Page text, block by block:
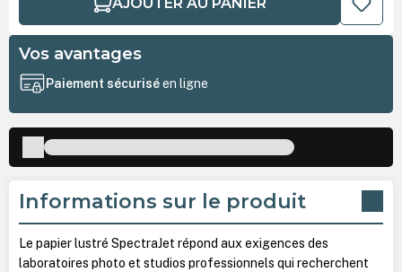
Vos avantages
Paiement sécuriséen ligne
Informations sur le produit
Le papier lustré SpectraJet répond aux exigences des
laboratoires photo et studios professionnels qui recherchent